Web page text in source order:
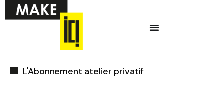
Aller
au Menu
L'Abonnement atelier privatif
trouverez une liste